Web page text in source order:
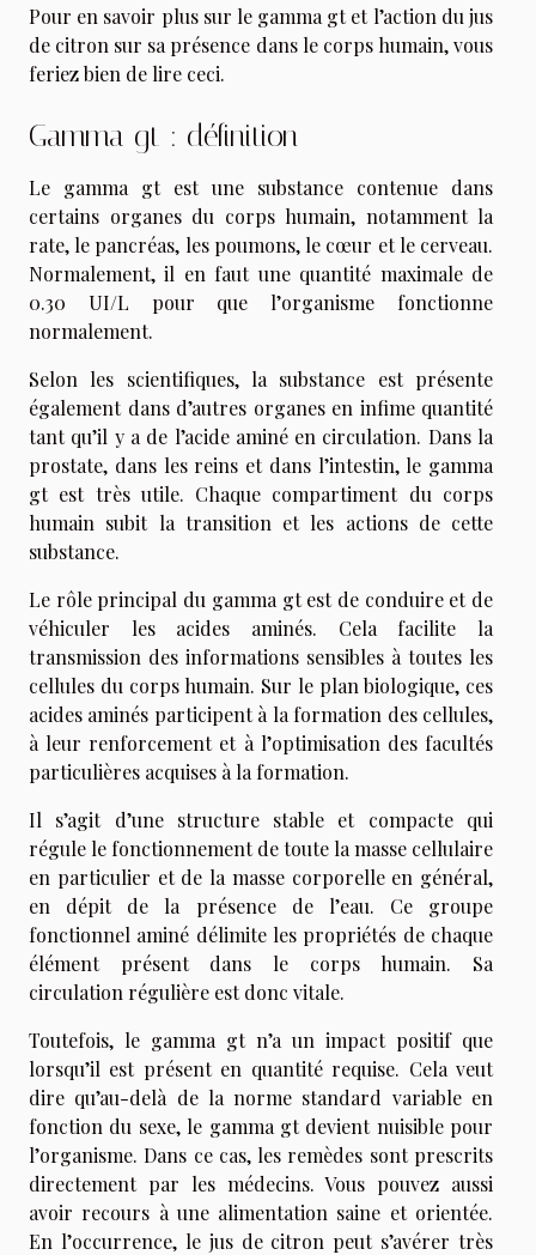
Pour en savoir plus sur le gamma gt et l’action du jus
de citron sur sa présence dans le corps humain, vous
feriez bien de lire ceci.
Gamma gt : définition
Le gamma gt est une substance contenue dans
certains organes du corps humain, notamment la
rate, le pancréas, les poumons, le cœur et le cerveau.
Normalement, il en faut une quantité maximale de
0.30 UI/L pour que l’organisme fonctionne
normalement.
Selon les scientifiques, la substance est présente
également dans d’autres organes en infime quantité
tant qu’il y a de l’acide aminé en circulation. Dans la
prostate, dans les reins et dans l’intestin, le gamma
gt est très utile. Chaque compartiment du corps
humain subit la transition et les actions de cette
substance.
Le rôle principal du gamma gt est de conduire et de
véhiculer les acides aminés. Cela facilite la
transmission des informations sensibles à toutes les
cellules du corps humain. Sur le plan biologique, ces
acides aminés participent à la formation des cellules,
à leur renforcement et à l’optimisation des facultés
particulières acquises à la formation.
Il s’agit d’une structure stable et compacte qui
régule le fonctionnement de toute la masse cellulaire
en particulier et de la masse corporelle en général,
en dépit de la présence de l’eau. Ce groupe
fonctionnel aminé délimite les propriétés de chaque
élément présent dans le corps humain. Sa
circulation régulière est donc vitale.
Toutefois, le gamma gt n’a un impact positif que
lorsqu’il est présent en quantité requise. Cela veut
dire qu’au-delà de la norme standard variable en
fonction du sexe, le gamma gt devient nuisible pour
l’organisme. Dans ce cas, les remèdes sont prescrits
directement par les médecins. Vous pouvez aussi
avoir recours à une alimentation saine et orientée.
En l’occurrence, le jus de citron peut s’avérer très